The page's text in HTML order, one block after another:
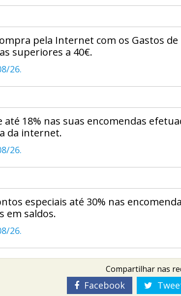
pela Internet com os Gastos
superiores a 40€.
26.
até 18% nas suas encomendas
da internet.
26.
especiais até 30% nas
em saldos.
26.
Compartilhar nas
Facebook